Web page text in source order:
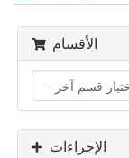
الأقسام
الإجراءات